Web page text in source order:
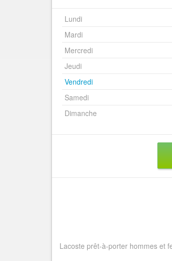
Lundi
Mardi
Mercredi
Jeudi
Vendredi
Samedi
Dimanche
Lacoste prêt-à-porter hommes et